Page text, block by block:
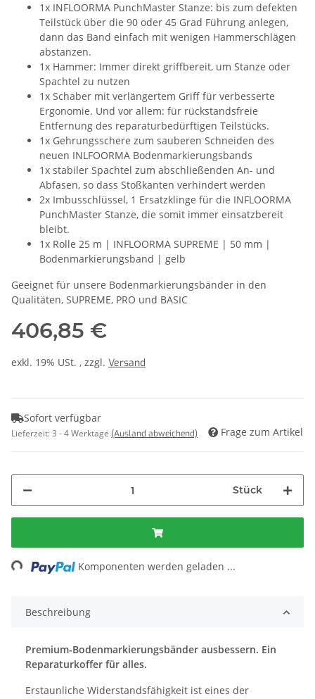
1x INFLOORMA PunchMaster Stanze: bis zum defekten
Teilstück über die 90 oder 45 Grad Führung anlegen,
dann das Band einfach mit wenigen Hammerschlägen
abstanzen.
1x Hammer: Immer direkt griffbereit, um Stanze oder
Spachtel zu nutzen
1x Schaber mit verlängertem Griff für verbesserte
Ergonomie. Und vor allem: für rückstandsfreie
Entfernung des reparaturbedürftigen Teilstücks.
1x Gehrungsschere zum sauberen Schneiden des
neuen INLFOORMA Bodenmarkierungsbands
1x stabiler Spachtel zum abschließenden An- und
Abfasen, so dass Stoßkanten verhindert werden
2x Imbusschlüssel, 1 Ersatzklinge für die INFLOORMA
PunchMaster Stanze, die somit immer einsatzbereit
bleibt.
1x Rolle 25 m | INFLOORMA SUPREME | 50 mm |
Bodenmarkierungsband | gelb
Geeignet für unsere Bodenmarkierungsbänder in den
Qualitäten, SUPREME, PRO und BASIC
406,85 €
exkl. 19% USt. , zzgl. Versand
Sofort verfügbar
Lieferzeit:3 - 4 Werktage (Ausland abweichend) Frage zum Artikel
Stück
Loading... Komponenten werden geladen ...
Beschreibung
Premium-Bodenmarkierungsbänder ausbessern. Ein
Reparaturkoffer für alles.
Erstaunliche Widerstandsfähigkeit ist eines der